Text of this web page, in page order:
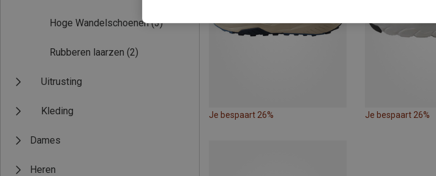
Hoge Wandelschoenen (3)
Rubberen laarzen (2)
Uitrusting
Kleding
Dames
Heren
Je bespaart 26% Je bespaart 26%